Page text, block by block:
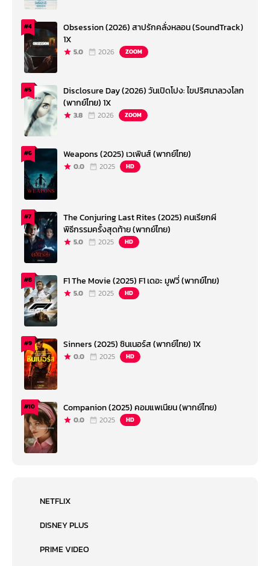
#4
Obsession (2026) สาปรักคลั่งหลอน (SoundTrack)
1X
5.0 2026 ZOOM
#5
Disclosure Day (2026) วันเปิดโปง: ไขปริศนาลวงโลก
(พากย์ไทย) 1X
3.8 2026 ZOOM
#6 Weapons (2025) เวเพินส์ (พากย์ไทย)
0.0 2025 HD
#7
The Conjuring Last Rites (2025) คนเรียกผี
พิธีกรรมครั้งสุดท้าย (พากย์ไทย)
5.0 2025 HD
#8 F1 The Movie (2025) F1 เดอะ มูฟวี่ (พากย์ไทย)
5.0 2025 HD
#9 Sinners (2025) ซินเนอร์ส (พากย์ไทย) 1X
0.0 2025 HD
#10 Companion (2025) คอมแพเนียน (พากย์ไทย)
0.0 2025 HD
NETFLIX
DISNEY PLUS
PRIME VIDEO